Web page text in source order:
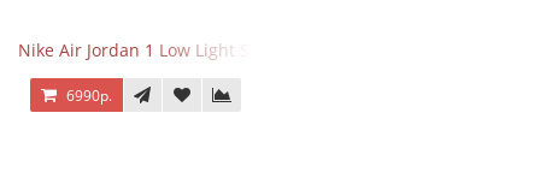
Nike Air Jordan 1 Low Light Smoke Grey
6990р.